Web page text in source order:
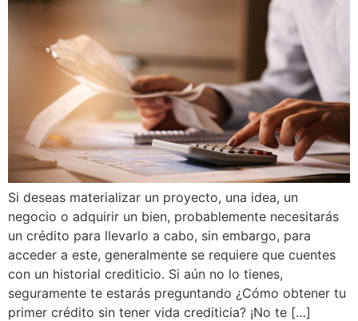
Si deseas materializar un proyecto, una idea, un
negocio o adquirir un bien, probablemente necesitarás
un crédito para llevarlo a cabo, sin embargo, para
acceder a este, generalmente se requiere que cuentes
con un historial crediticio. Si aún no lo tienes,
seguramente te estarás preguntando ¿Cómo obtener tu
primer crédito sin tener vida crediticia? ¡No te […]